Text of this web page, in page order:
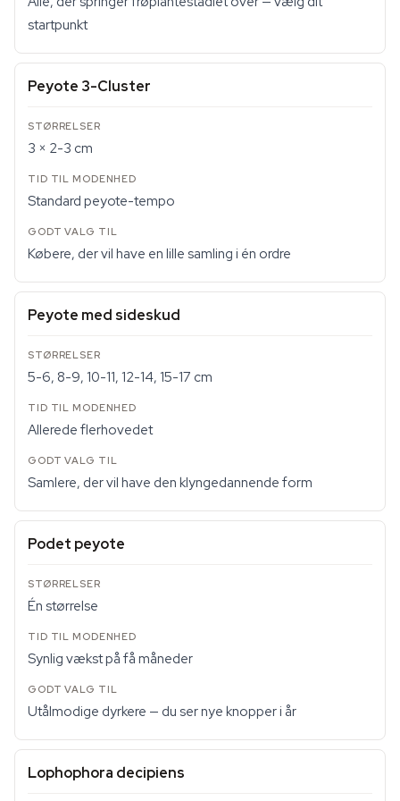
startpunkt
Peyote 3-Cluster
3 × 2-3 cm
Standard peyote-tempo
Købere, der vil have en lille samling i én ordre
Peyote med sideskud
5-6, 8-9, 10-11, 12-14, 15-17 cm
Allerede flerhovedet
Samlere, der vil have den klyngedannende form
Podet peyote
Én størrelse
Synlig vækst på få måneder
Utålmodige dyrkere — du ser nye knopper i år
Lophophora decipiens